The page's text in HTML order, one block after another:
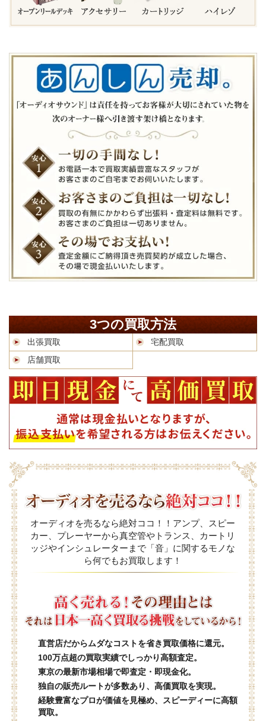
3つの買取方法
出張買取
宅配買取
店舗買取
オーディオを売るなら絶対ココ！！アンプ、スピー
カー、プレーヤーから真空管やトランス、カートリ
ッジやインシュレーターまで「音」に関するモノな
ら何でもお買取します！
直営店だからムダなコストを省き買取価格に還元。
100万点超の買取実績でしっかり高額査定。
東京の最新市場相場で即査定・即現金化。
独自の販売ルートが多数あり、高価買取を実現。
経験豊富なプロが価値を見極め、スピーディーに高額
買取。